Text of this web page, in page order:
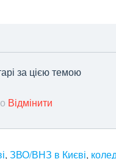
за цією темою
Відмінити
, ЗВО/ВНЗ в Києві,